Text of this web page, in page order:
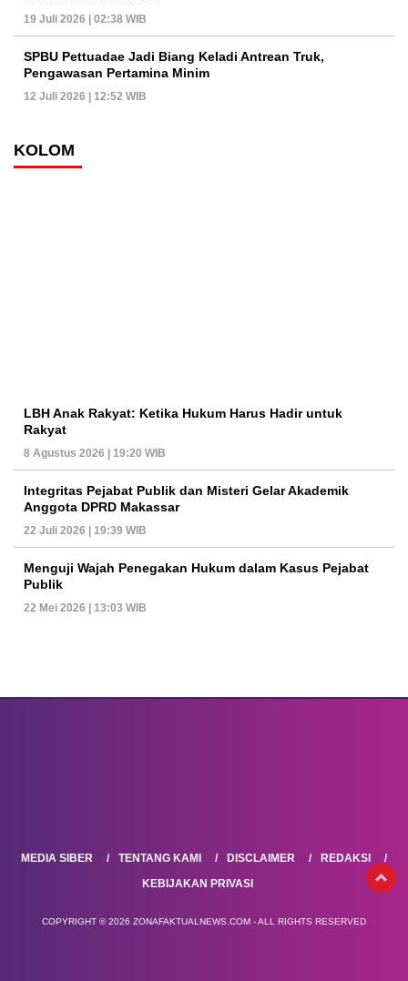
19 Juli 2026 | 02:38 WIB
SPBU Pettuadae Jadi Biang Keladi Antrean Truk,
Pengawasan Pertamina Minim
12 Juli 2026 | 12:52 WIB
KOLOM
LBH Anak Rakyat: Ketika Hukum Harus Hadir untuk
Rakyat
8 Agustus 2026 | 19:20 WIB
Integritas Pejabat Publik dan Misteri Gelar Akademik
Anggota DPRD Makassar
22 Juli 2026 | 19:39 WIB
Menguji Wajah Penegakan Hukum dalam Kasus Pejabat
Publik
22 Mei 2026 | 13:03 WIB
MEDIA SIBER TENTANG KAMI DISCLAIMER
REDAKSI
KEBIJAKAN PRIVASI
COPYRIGHT © 2026 ZONAFAKTUALNEWS.COM - ALL RIGHTS RESERVED